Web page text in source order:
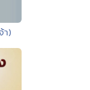
า)